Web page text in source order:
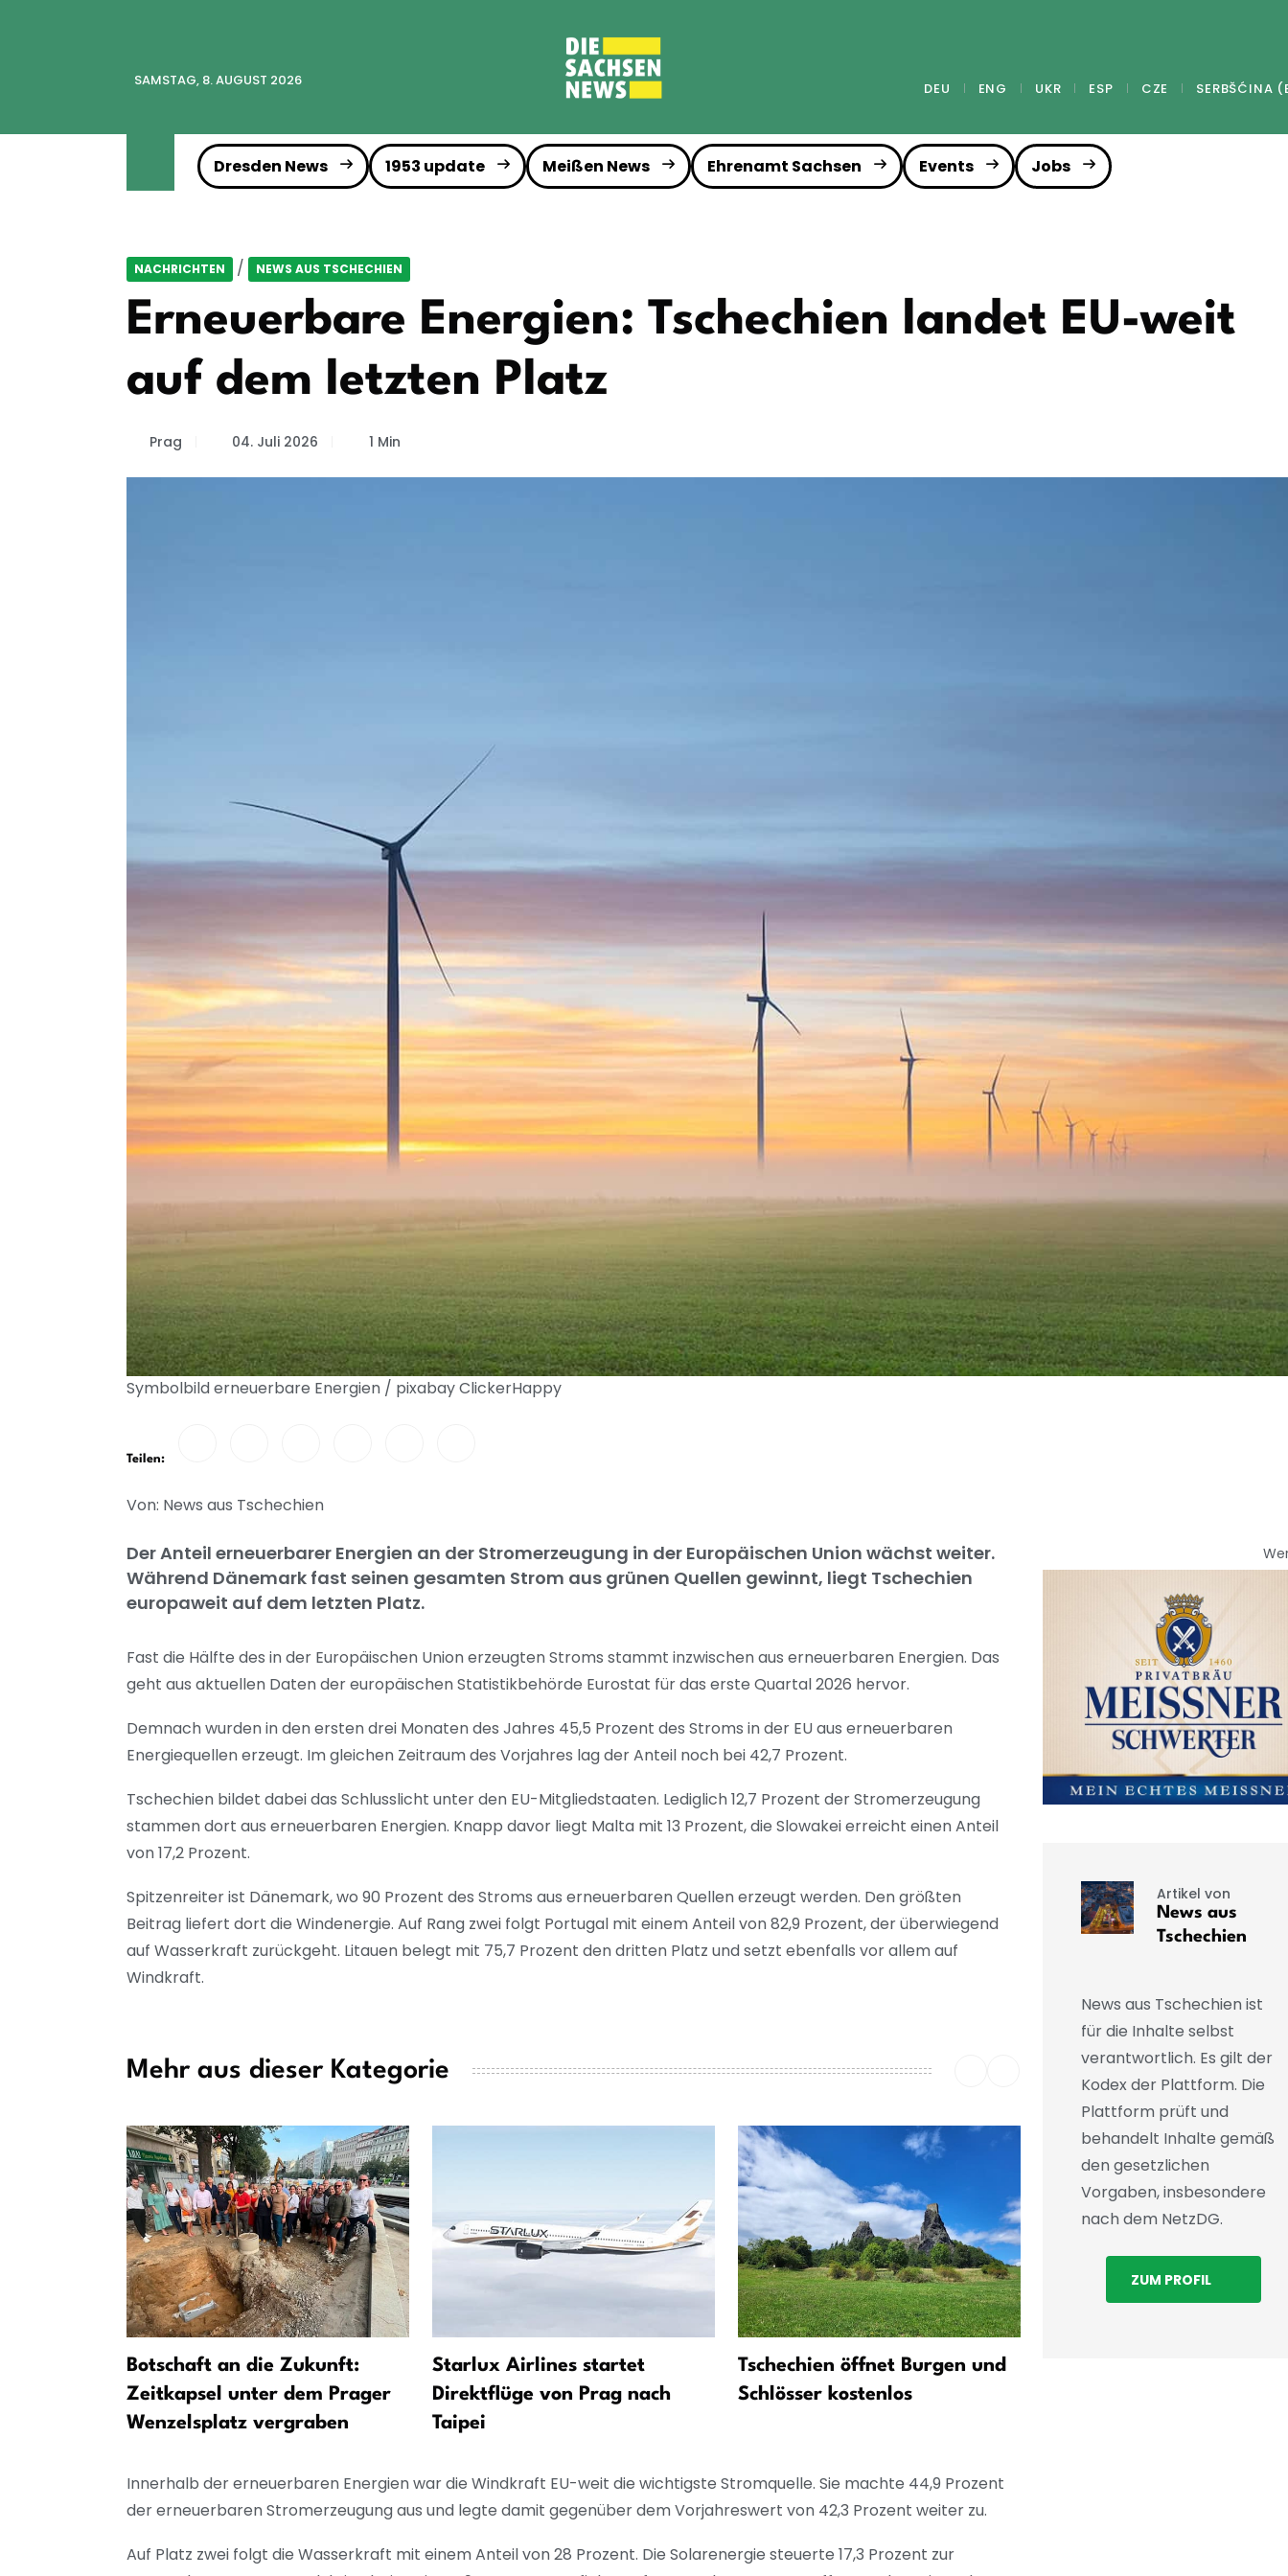
SAMSTAG, 8. AUGUST 2026 DEU ENG UKR ESP CZE SERBŠĆINA
Dresden News 1953 update Meißen News Ehrenamt Sachsen Events Jobs
NACHRICHTEN / NEWS AUS TSCHECHIEN
Erneuerbare Energien: Tschechien landet EU-weit
auf dem letzten Platz
Prag 04. Juli 2026 1 Min
Symbolbild erneuerbare Energien / pixabay ClickerHappy
Teilen:
Von: News aus Tschechien
Der Anteil erneuerbarer Energien an der Stromerzeugung in der Europäischen Union wächst weiter.
Während Dänemark fast seinen gesamten Strom aus grünen Quellen gewinnt, liegt Tschechien
europaweit auf dem letzten Platz.
Fast die Hälfte des in der Europäischen Union erzeugten Stroms stammt inzwischen aus erneuerbaren Energien. Das
geht aus aktuellen Daten der europäischen Statistikbehörde Eurostat für das erste Quartal 2026 hervor.
Demnach wurden in den ersten drei Monaten des Jahres 45,5 Prozent des Stroms in der EU aus erneuerbaren
Energiequellen erzeugt. Im gleichen Zeitraum des Vorjahres lag der Anteil noch bei 42,7 Prozent.
Tschechien bildet dabei das Schlusslicht unter den EU-Mitgliedstaaten. Lediglich 12,7 Prozent der Stromerzeugung
stammen dort aus erneuerbaren Energien. Knapp davor liegt Malta mit 13 Prozent, die Slowakei erreicht einen Anteil
von 17,2 Prozent.
Spitzenreiter ist Dänemark, wo 90 Prozent des Stroms aus erneuerbaren Quellen erzeugt werden. Den größten
Beitrag liefert dort die Windenergie. Auf Rang zwei folgt Portugal mit einem Anteil von 82,9 Prozent, der überwiegend
auf Wasserkraft zurückgeht. Litauen belegt mit 75,7 Prozent den dritten Platz und setzt ebenfalls vor allem auf
Windkraft.
Mehr aus dieser Kategorie
Botschaft an die Zukunft:
Zeitkapsel unter dem Prager
Wenzelsplatz vergraben
Starlux Airlines startet
Direktflüge von Prag nach
Taipei
Tschechien öffnet Burgen und
Schlösser kostenlos
Innerhalb der erneuerbaren Energien war die Windkraft EU-weit die wichtigste Stromquelle. Sie machte 44,9 Prozent
der erneuerbaren Stromerzeugung aus und legte damit gegenüber dem Vorjahreswert von 42,3 Prozent weiter zu.
Auf Platz zwei folgt die Wasserkraft mit einem Anteil von 28 Prozent. Die Solarenergie steuerte 17,3 Prozent zur
Artikel von
News aus
Tschechien
News aus Tschechien ist
für die Inhalte selbst
verantwortlich. Es gilt der
Kodex der Plattform. Die
Plattform prüft und
behandelt Inhalte gemäß
den gesetzlichen
Vorgaben, insbesondere
nach dem NetzDG.
ZUM PROFIL